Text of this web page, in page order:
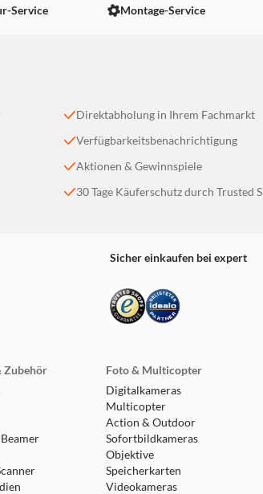
Service Montage-Service
Direktabholung in Ihrem Fachmarkt
Verfügbarkeitsbenachrichtigung
Aktionen & Gewinnspiele
30 Tage Käuferschutz durch Trusted
Sicher einkaufen bei expert
Zubehör
Foto & Multicopter
Digitalkameras
Multicopter
Action & Outdoor
Sofortbildkameras
Objektive
Speicherkarten
Videokameras